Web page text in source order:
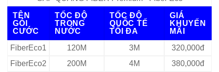
TÊN
GÓI
CƯỚC
TỐC ĐỘ
TRONG
NƯỚC
TỐC ĐỘ
QUỐC TẾ
TỐI ĐA
GIÁ
KHUYẾN
MÃI
FiberEco1
120M 3M
320,000đ
FiberEco2
200M 4M
380,000đ